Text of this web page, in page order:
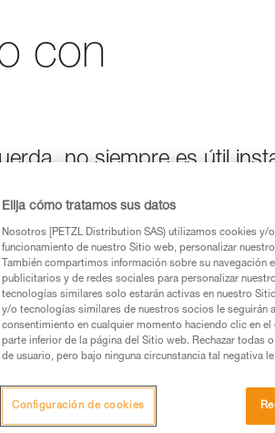
con
no siempre es útil
sucesivamente en
de los productos utilizados en este
la información de la ficha técnica
formación y un entrenamiento
para ejecutar estas técnicas, solo y
Elija cómo tratamos sus datos
Nosotros [PETZL Distribution SAS) utilizamos cookies
funcionamiento de nuestro Sitio web, personalizar
También compartimos información sobre su
publicitarios y de redes sociales para personalizar
tecnologías similares solo estarán activas en nuestro
y/o tecnologías similares de nuestros socios le seguirán
consentimiento en cualquier momento haciendo clic en
parte inferior de la página del Sitio web. Rechazar todas
de usuario, pero bajo ninguna circunstancia tal negativa
Configuración de cookies